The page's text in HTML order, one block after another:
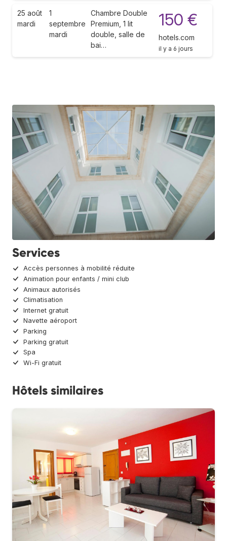
25 août
mardi
1
septembre
mardi
Chambre Double
Premium, 1 lit
double, salle de
bai…
150 €
hotels.com
il y a 6 jours
Services
Accès personnes à mobilité réduite
Animation pour enfants / mini club
Animaux autorisés
Climatisation
Internet gratuit
Navette aéroport
Parking
Parking gratuit
Spa
Wi-Fi gratuit
Hôtels similaires